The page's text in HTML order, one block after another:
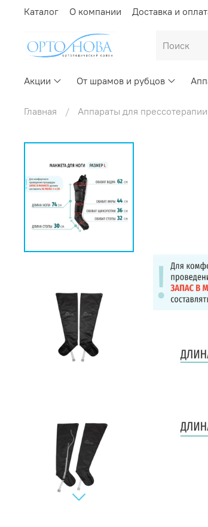
Каталог О компании Доставка и
Акции От шрамов и рубцов
Главная Аппараты для